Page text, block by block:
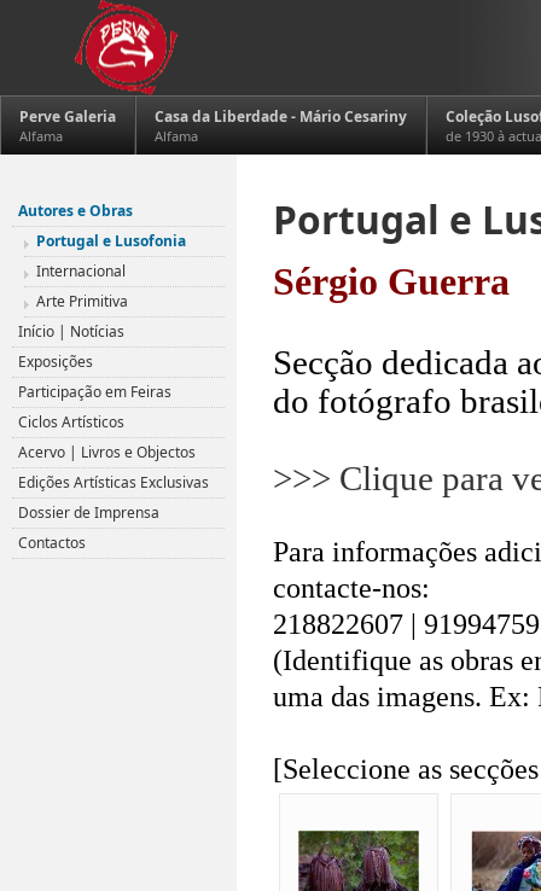
Perve Galeria
Alfama
Casa da Liberdade - Mário Cesariny
Alfama
Coleção
de 1930 à
Portugal e
Sérgio Guerra
Secção dedicada
do fotógrafo
>>> Clique para
Para informações
contacte-nos:
218822607 |
(Identifique as obras
uma das imagens. Ex:
[Seleccione as
Autores e Obras
Portugal e Lusofonia
Internacional
Arte Primitiva
Início | Notícias
Exposições
Participação em Feiras
Ciclos Artísticos
Acervo | Livros e Objectos
Edições Artísticas Exclusivas
Dossier de Imprensa
Contactos